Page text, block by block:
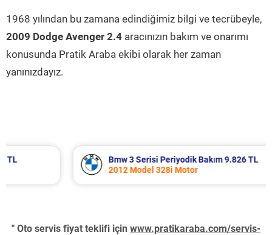
1968 yılından bu zamana edindiğimiz bilgi ve tecrübeyle,
2009 Dodge Avenger 2.4 aracınızın bakım ve onarımı
konusunda Pratik Araba ekibi olarak her zaman
yanınızdayız.
Bmw 3 Serisi Periyodik Bakım 9.826 TL
2012 Model 328i Motor
" Oto servis fiyat teklifi için www.pratikaraba.com/servis-